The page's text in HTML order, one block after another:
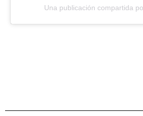
Una publicación compartida